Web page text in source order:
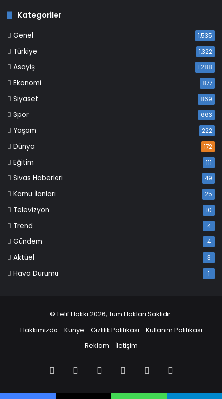
Kategoriler
Genel 1.535
Türkiye 1.322
Asayiş 1.288
Ekonomi 877
Siyaset 869
Spor 663
Yaşam 222
Dünya 172
Eğitim 111
Sivas Haberleri 49
Kamu İlanları 25
Televizyon 10
Trend 4
Gündem 4
Aktüel 3
Hava Durumu 1
© Telif Hakkı 2026, Tüm Hakları Saklıdır
Hakkımızda
Künye Gizlilik Politikası
Kullanım Politikası
Reklam
İletişim
Facebook PinterestLinkedInYouTube